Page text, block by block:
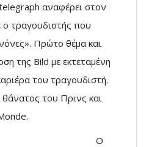
αναφέρει στον
τραγουδιστής που
Πρώτο θέμα και
της Bild με εκτεταμένη
του τραγουδιστή.
θάνατος του Πρινς και
Ο